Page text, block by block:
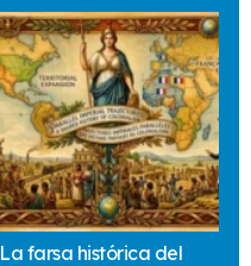
La farsa histórica del